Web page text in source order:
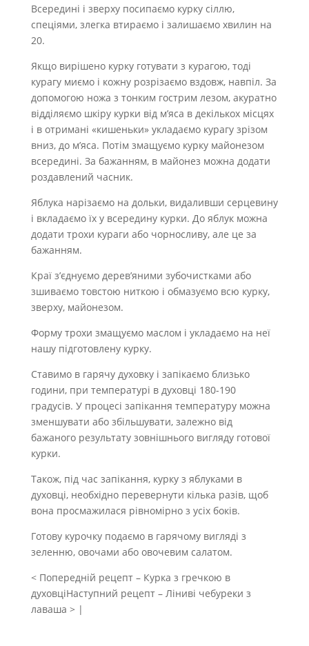
Всередині і зверху посипаємо курку сіллю,
спеціями, злегка втираємо і залишаємо хвилин на
20.
Якщо вирішено курку готувати з курагою, тоді
курагу миємо і кожну розрізаємо вздовж, навпіл. За
допомогою ножа з тонким гострим лезом, акуратно
відділяємо шкіру курки від м’яса в декількох місцях
і в отримані «кишеньки» укладаємо курагу зрізом
вниз, до м’яса. Потім змащуємо курку майонезом
всередині. За бажанням, в майонез можна додати
роздавлений часник.
Яблука нарізаємо на дольки, видаливши серцевину
і вкладаємо їх у всередину курки. До яблук можна
додати трохи кураги або чорносливу, але це за
бажанням.
Краї з’єднуємо дерев’яними зубочистками або
зшиваємо товстою ниткою і обмазуємо всю курку,
зверху, майонезом.
Форму трохи змащуємо маслом і укладаємо на неї
нашу підготовлену курку.
Ставимо в гарячу духовку і запікаємо близько
години, при температурі в духовці 180-190
градусів. У процесі запікання температуру можна
зменшувати або збільшувати, залежно від
бажаного результату зовнішнього вигляду готової
курки.
Також, під час запікання, курку з яблуками в
духовці, необхідно перевернути кілька разів, щоб
вона просмажилася рівномірно з усіх боків.
Готову курочку подаємо в гарячому вигляді з
зеленню, овочами або овочевим салатом.
< Попередній рецепт – Курка з гречкою в
духовціНаступний рецепт – Ліниві чебуреки з
лаваша > |